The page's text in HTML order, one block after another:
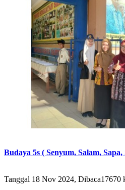
Budaya 5s ( Senyum, Salam,
Tanggal 18 Nov 2024, Dibaca17670